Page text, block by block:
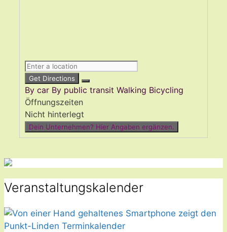
Get Directions
By car By public transit Walking Bicycling
Öffnungszeiten
Nicht hinterlegt
Dein Unternehmen? Hier Angaben ergänzen.
Veranstaltungskalender